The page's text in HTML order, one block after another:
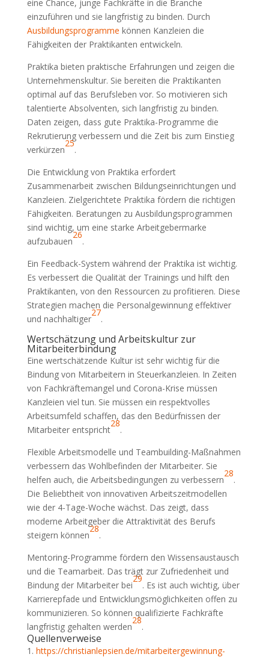
eine Chance, junge Fachkräfte in die Branche
einzuführen und sie langfristig zu binden. Durch
Ausbildungsprogramme können Kanzleien die
Fähigkeiten der Praktikanten entwickeln.
Praktika bieten praktische Erfahrungen und zeigen die
Unternehmenskultur. Sie bereiten die Praktikanten
optimal auf das Berufsleben vor. So motivieren sich
talentierte Absolventen, sich langfristig zu binden.
Daten zeigen, dass gute Praktika-Programme die
Rekrutierung verbessern und die Zeit bis zum Einstieg
verkürzen
25
.
Die Entwicklung von Praktika erfordert
Zusammenarbeit zwischen Bildungseinrichtungen und
Kanzleien. Zielgerichtete Praktika fördern die richtigen
Fähigkeiten. Beratungen zu Ausbildungsprogrammen
sind wichtig, um eine starke Arbeitgebermarke
aufzubauen
26
.
Ein Feedback-System während der Praktika ist wichtig.
Es verbessert die Qualität der Trainings und hilft den
Praktikanten, von den Ressourcen zu profitieren. Diese
Strategien machen die Personalgewinnung effektiver
und nachhaltiger
27
.
Wertschätzung und Arbeitskultur zur
Mitarbeiterbindung
Eine wertschätzende Kultur ist sehr wichtig für die
Bindung von Mitarbeitern in Steuerkanzleien. In Zeiten
von Fachkräftemangel und Corona-Krise müssen
Kanzleien viel tun. Sie müssen ein respektvolles
Arbeitsumfeld schaffen, das den Bedürfnissen der
Mitarbeiter entspricht
28
.
Flexible Arbeitsmodelle und Teambuilding-Maßnahmen
verbessern das Wohlbefinden der Mitarbeiter. Sie
helfen auch, die Arbeitsbedingungen zu verbessern
28
.
Die Beliebtheit von innovativen Arbeitszeitmodellen
wie der 4-Tage-Woche wächst. Das zeigt, dass
moderne Arbeitgeber die Attraktivität des Berufs
steigern können
28
.
Mentoring-Programme fördern den Wissensaustausch
und die Teamarbeit. Das trägt zur Zufriedenheit und
Bindung der Mitarbeiter bei
29
. Es ist auch wichtig, über
Karrierepfade und Entwicklungsmöglichkeiten offen zu
kommunizieren. So können qualifizierte Fachkräfte
langfristig gehalten werden
28
.
Quellenverweise
https://christianlepsien.de/mitarbeitergewinnung-